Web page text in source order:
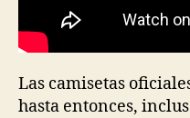
Las camisetas
hasta entonces,